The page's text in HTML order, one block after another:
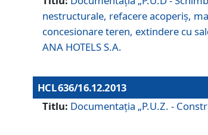
nestructurale, refacere acoperiş,
concesionare teren, extindere cu
ANA HOTELS S.A.
HCL 636/16.12.2013
Titlu: Documentaţia „P.U.Z. -